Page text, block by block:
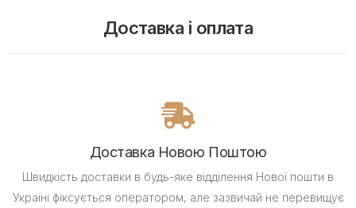
Доставка і оплата
Доставка Новою Поштою
Швидкість доставки в будь-яке відділення Нової пошти в
Україні фіксується оператором, але зазвичай не перевищує